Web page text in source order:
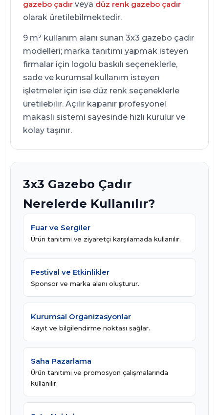
gazebo çadır veya düz renk gazebo çadır
olarak üretilebilmektedir.
9 m² kullanım alanı sunan 3x3 gazebo çadır
modelleri; marka tanıtımı yapmak isteyen
firmalar için logolu baskılı seçeneklerle,
sade ve kurumsal kullanım isteyen
işletmeler için ise düz renk seçeneklerle
üretilebilir. Açılır kapanır profesyonel
makaslı sistemi sayesinde hızlı kurulur ve
kolay taşınır.
3x3 Gazebo Çadır
Nerelerde Kullanılır?
Fuar ve Sergiler
Ürün tanıtımı ve ziyaretçi karşılamada kullanılır.
Festival ve Etkinlikler
Sponsor ve marka alanı oluşturur.
Kurumsal Organizasyonlar
Kayıt ve bilgilendirme noktası sağlar.
Saha Pazarlama
Ürün tanıtımı ve promosyon çalışmalarında
kullanılır.